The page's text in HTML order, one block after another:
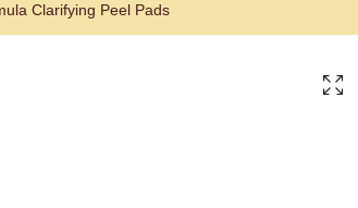
Clarifying Peel Pads